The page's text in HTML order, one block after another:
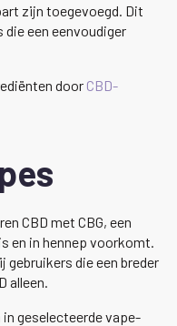
zijn toegevoegd. Dit
een eenvoudiger
door CBD-
CBD met CBG, een
en in hennep voorkomt.
gebruikers die een breder
alleen.
in geselecteerde vape-